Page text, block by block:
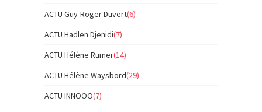
ACTU Guy-Roger Duvert(6)
ACTU Hadlen Djenidi(7)
ACTU Hélène Rumer(14)
ACTU Hélène Waysbord(29)
ACTU INNOOO(7)